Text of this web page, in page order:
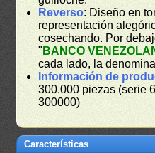
Reverso: Diseño en
representación
cosechando. Por
" BANCO
cada lado, la
Información de
300.000 piezas (serie
300000)
Características